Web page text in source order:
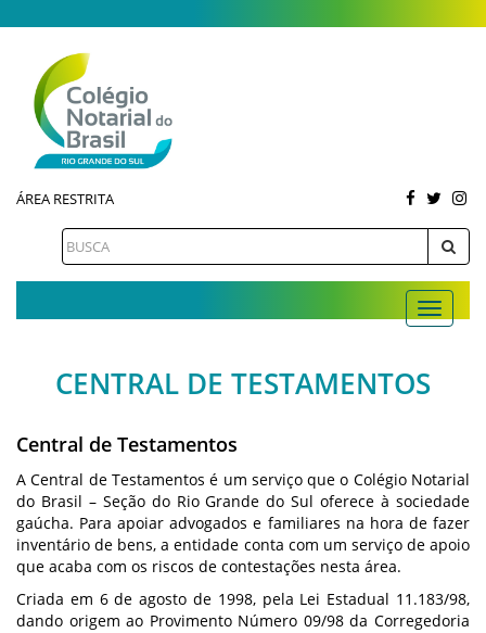
ÁREA RESTRITA
CENTRAL DE TESTAMENTOS
Central de Testamentos
A Central de Testamentos é um serviço que o Colégio Notarial
do Brasil – Seção do Rio Grande do Sul oferece à sociedade
gaúcha. Para apoiar advogados e familiares na hora de fazer
inventário de bens, a entidade conta com um serviço de apoio
que acaba com os riscos de contestações nesta área.
Criada em 6 de agosto de 1998, pela Lei Estadual 11.183/98,
dando origem ao Provimento Número 09/98 da Corregedoria